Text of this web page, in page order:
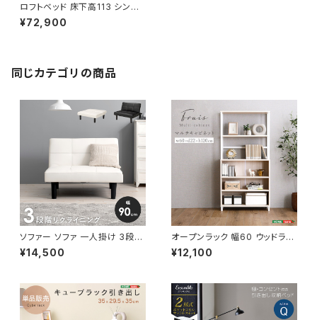
ロフトベッド 床下高113 シング
ルベッド 天然木 ベッド bed 一
人暮らし 3色展開 新生活
¥72,900
同じカテゴリの商品
ソファー ソファ 一人掛け 3段階
リクライニング ローソファー 一
人暮らし 新生活 幅90
¥14,500
オープンラック 幅60 ウッドラッ
ク ラック シェルフ 収納棚 マル
チキャビネット ディスプレイラッ
¥12,100